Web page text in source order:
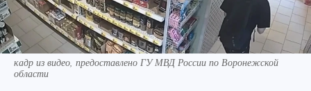
кадр из видео, предоставлено ГУ МВД России по Воронежской
области